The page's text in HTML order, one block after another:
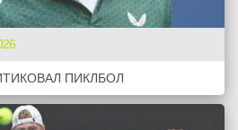
ПИКЛБОЛ